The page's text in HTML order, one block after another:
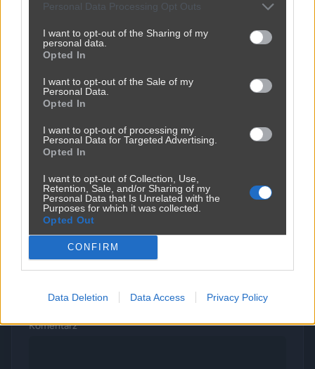
Personal Data Processing Opt Outs
I want to opt-out of the Sharing of my
personal data.
Opted In
I want to opt-out of the Sale of my
Personal Data.
Opted In
I want to opt-out of processing my
Personal Data for Targeted Advertising.
Opted In
I want to opt-out of Collection, Use,
Retention, Sale, and/or Sharing of my
Personal Data that Is Unrelated with the
Purposes for which it was collected.
Opted Out
CONFIRM
Data Deletion Data Access Privacy Policy
Komentarze 6
Imie *
Komentarz *